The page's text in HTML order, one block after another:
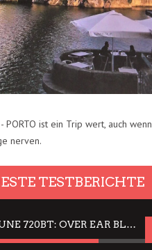
PORTO ist ein Trip wert, auch wenn
nerven.
TESTBERICHTE
JBL TUNE 720BT: OVER EAR BLUETOOTH KOPFHÖRER UM DIE 50,-€ IM DAUER-TEST